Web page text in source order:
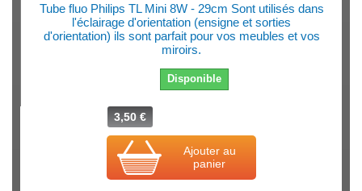
Tube fluo Philips TL Mini 8W - 29cm Sont utilisés dans
l'éclairage d'orientation (ensigne et sorties
d'orientation) ils sont parfait pour vos meubles et vos
miroirs.
Disponible
3,50 €
Ajouter au
panier